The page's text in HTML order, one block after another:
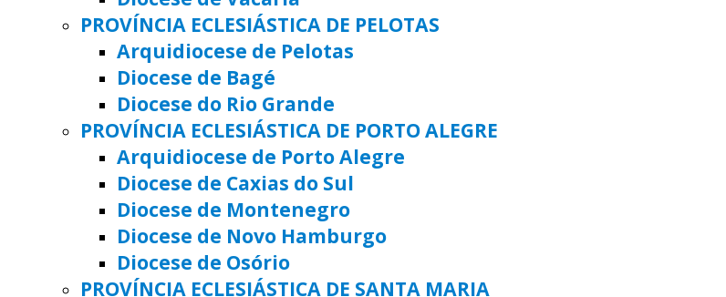
PROVÍNCIA ECLESIÁSTICA DE PELOTAS
Arquidiocese de Pelotas
Diocese de Bagé
Diocese do Rio Grande
PROVÍNCIA ECLESIÁSTICA DE PORTO ALEGRE
Arquidiocese de Porto Alegre
Diocese de Caxias do Sul
Diocese de Montenegro
Diocese de Novo Hamburgo
Diocese de Osório
PROVÍNCIA ECLESIÁSTICA DE SANTA MARIA